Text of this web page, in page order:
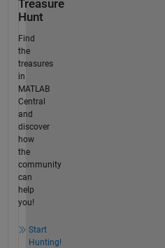
Treasure
Hunt
Find
the
treasures
in
MATLAB
Central
and
discover
how
the
community
can
help
you!
Start
Hunting!